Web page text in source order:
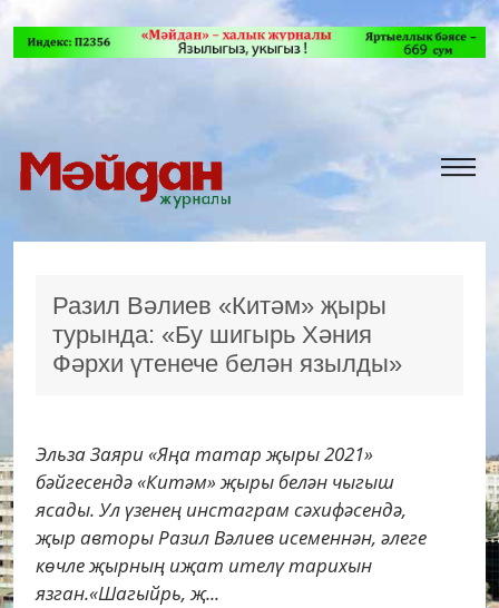
Разил Вәлиев «Китәм» җыры
турында: «Бу шигырь Хәния
Фәрхи үтенече белән язылды»
Эльза Заяри «Яңа татар җыры 2021»
бәйгесендә «Китәм» җыры белән чыгыш
ясады. Ул үзенең инстаграм сәхифәсендә,
җыр авторы Разил Вәлиев исеменнән, әлеге
көчле җырның иҗат ителү тарихын
язган.«Шагыйрь, җ...